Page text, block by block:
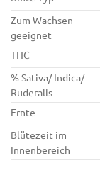
Zum Wachsen
geeignet
THC
% Sativa/ Indica/
Ruderalis
Ernte
Blütezeit im
Innenbereich